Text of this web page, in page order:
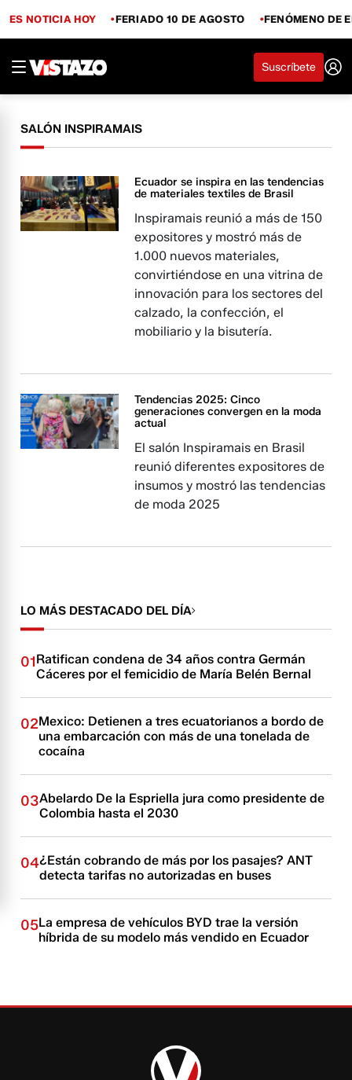
ES NOTICIA HOY FERIADO 10 DE AGOSTO FENÓMENO DE
Suscríbete
SALÓN INSPIRAMAIS
Ecuador se inspira en las tendencias
de materiales textiles de Brasil
Inspiramais reunió a más de 150
expositores y mostró más de
1.000 nuevos materiales,
convirtiéndose en una vitrina de
innovación para los sectores del
calzado, la confección, el
mobiliario y la bisutería.
Tendencias 2025: Cinco
generaciones convergen en la moda
actual
El salón Inspiramais en Brasil
reunió diferentes expositores de
insumos y mostró las tendencias
de moda 2025
LO MÁS DESTACADO DEL DÍA
01Ratifican condena de 34 años contra Germán
Cáceres por el femicidio de María Belén Bernal
02Mexico: Detienen a tres ecuatorianos a bordo de
una embarcación con más de una tonelada de
cocaína
03Abelardo De la Espriella jura como presidente de
Colombia hasta el 2030
04¿Están cobrando de más por los pasajes? ANT
detecta tarifas no autorizadas en buses
05La empresa de vehículos BYD trae la versión
híbrida de su modelo más vendido en Ecuador